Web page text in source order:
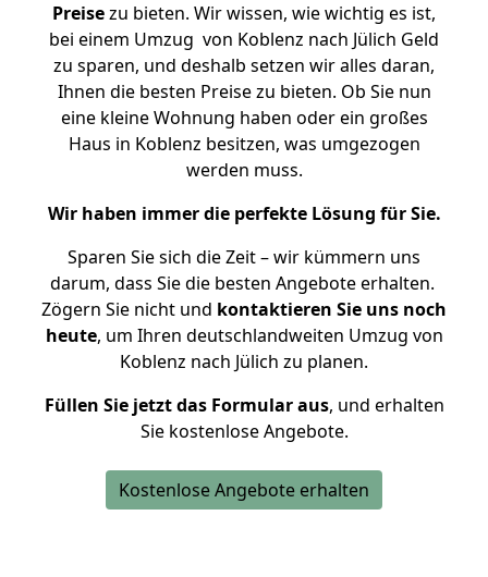
Preisezu bieten. Wir wissen, wie wichtig es ist,
bei einem Umzug von Koblenz nach Jülich Geld
zu sparen, und deshalb setzen wir alles daran,
Ihnen die besten Preise zu bieten. Ob Sie nun
eine kleine Wohnung haben oder ein großes
Haus in Koblenz besitzen, was umgezogen
werden muss.
Wir haben immer die perfekte Lösung für Sie.
Sparen Sie sich die Zeit – wir kümmern uns
darum, dass Sie die besten Angebote erhalten.
Zögern Sie nicht und kontaktieren Sie uns noch
heute, um Ihren deutschlandweiten Umzug von
Koblenz nach Jülich zu planen.
Füllen Sie jetzt das Formular aus, und erhalten
Sie kostenlose Angebote.
Kostenlose Angebote erhalten